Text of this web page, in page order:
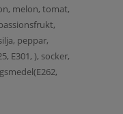
melon, tomat,
peppar,
E301, ), socker,